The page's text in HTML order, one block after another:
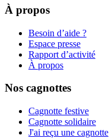
À propos
Besoin d’aide ?
Espace presse
Rapport d’activité
À propos
Nos cagnottes
Cagnotte festive
Cagnotte solidaire
J'ai reçu une cagnotte